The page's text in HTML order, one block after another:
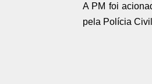
A PM foi
pela Polícia